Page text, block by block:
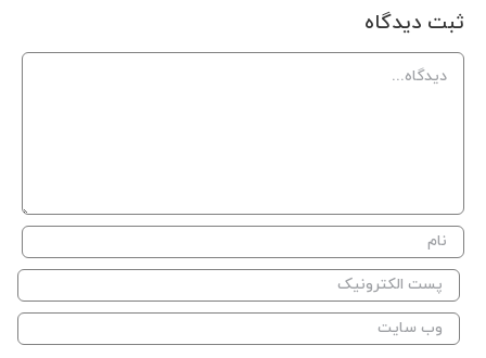
ثبت ديدگاه
Comment